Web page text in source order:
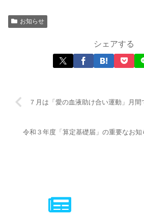
お知らせ
シェアする
７月は「愛の血液助け合い運動」月間
令和３年度「算定基礎届」の重要なお